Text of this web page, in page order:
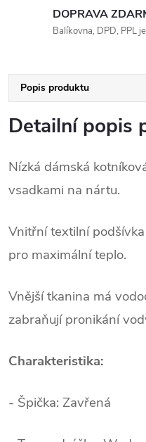
DOPRAVA
Balíkovna, DPD, PPL
Popis produktu
Detailní popis
Nízká dámská
vsadkami na nártu.
Vnitřní textilní
pro maximální teplo.
Vnější tkanina má
zabraňují pronikání
Charakteristika:
- Špička: Zavřená